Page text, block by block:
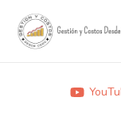
contenido